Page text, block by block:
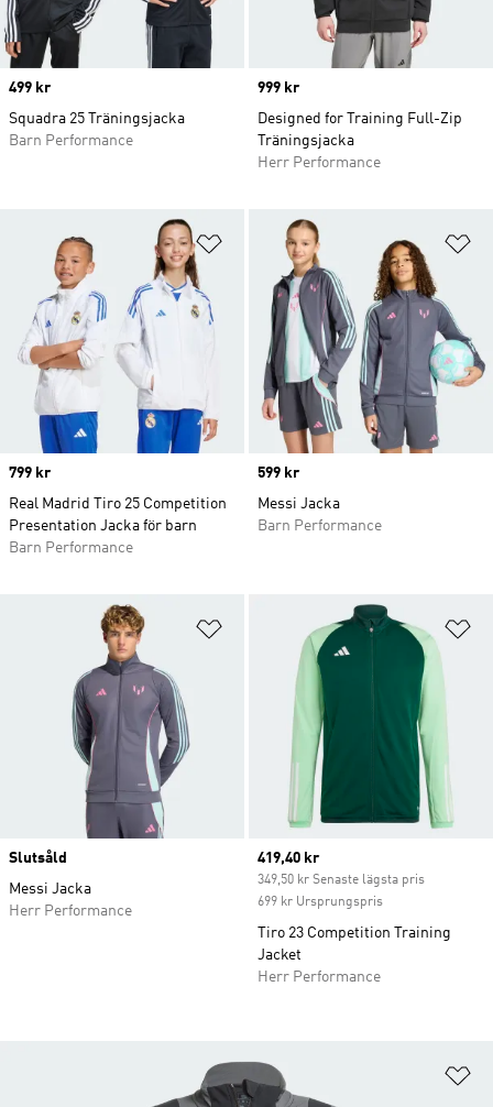
Price
499 kr
Squadra 25 Träningsjacka
Barn Performance
Price
999 kr
Designed for Training Full-Zip
Träningsjacka
Herr Performance
Lägg till på önskelistan
Price
799 kr
Real Madrid Tiro 25 Competition
Presentation Jacka för barn
Barn Performance
Price
599 kr
Messi Jacka
Barn Performance
Lägg till på önskelistan
Slutsåld
Messi Jacka
Herr Performance
Current price
419,40 kr
349,50 kr Senaste lägsta pris
699 kr Ursprungspris
Tiro 23 Competition Training
Jacket
Herr Performance